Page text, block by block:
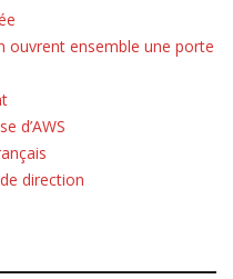
ouvrent ensemble une porte
d’AWS
direction